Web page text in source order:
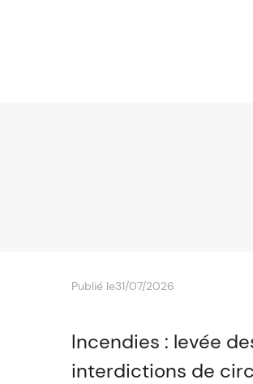
Publié le31/07/2026
Incendies : levée
interdictions de